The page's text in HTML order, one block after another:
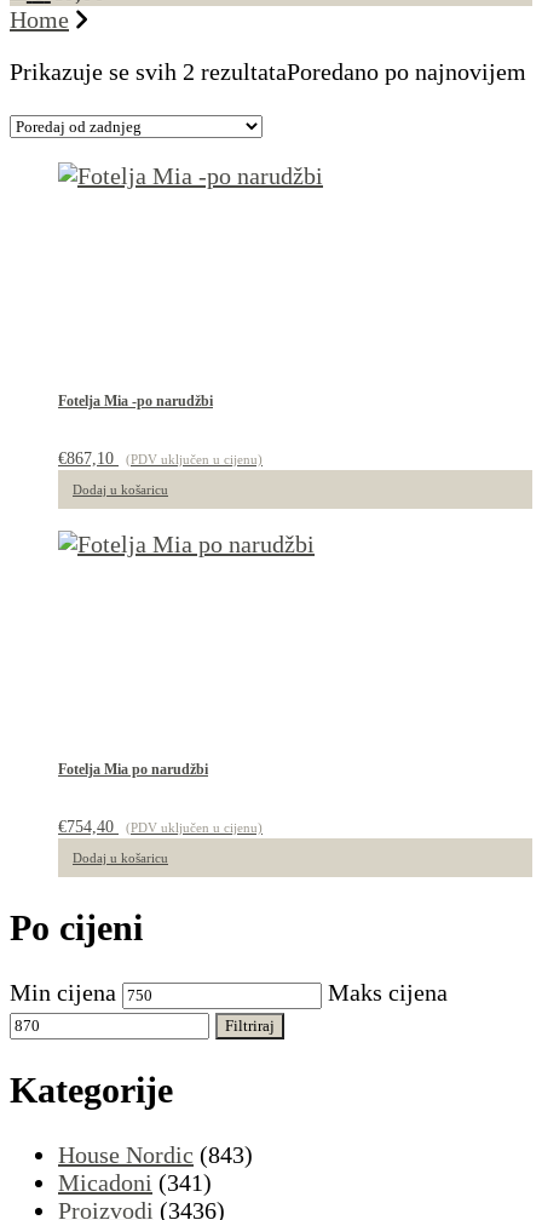
Home
Prikazuje se svih 2 rezultataPoredano po najnovijem
Fotelja Mia -po narudžbi
€867,10 (PDV uključen u cijenu)
Dodaj u košaricu
Fotelja Mia po narudžbi
€754,40 (PDV uključen u cijenu)
Dodaj u košaricu
Po cijeni
Min cijena Maks cijena
Filtriraj
Kategorije
House Nordic (843)
Micadoni (341)
Proizvodi (3436)